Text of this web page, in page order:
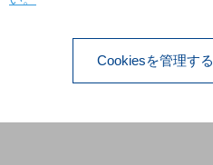
Cookiesを管理する